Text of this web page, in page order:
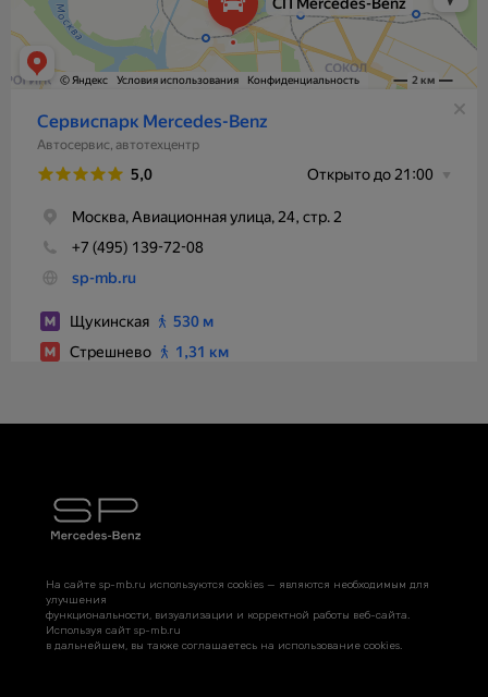
На сайте sp-mb.ru используются cookies — являются необходимым для
улучшения
функциональности, визуализации и корректной работы веб-сайта.
Используя сайт sp-mb.ru
в дальнейшем, вы также соглашаетесь на использование cookies.